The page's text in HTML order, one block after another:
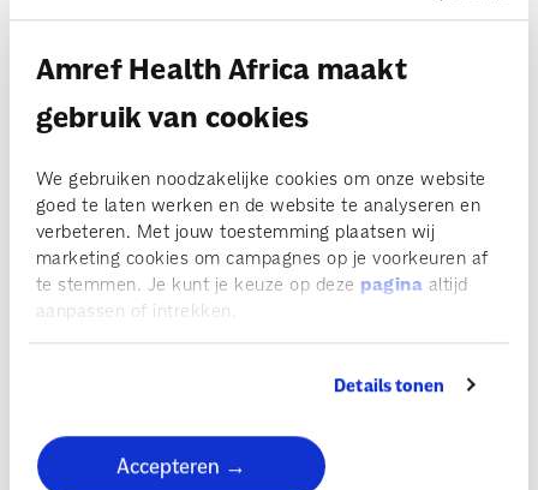
Amref Health Africa maakt
gebruik van cookies
We gebruiken noodzakelijke cookies om onze website
goed te laten werken en de website te analyseren en
verbeteren. Met jouw toestemming plaatsen wij
marketing cookies om campagnes op je voorkeuren af
te stemmen. Je kunt je keuze op deze pagina altijd
aanpassen of intrekken.
Details tonen
Accepteren →
Check de stemhulp!
delen
Schrijf je hieronder in voor de nieuwsbrief om te lezen
over onze projecten en om te genieten van